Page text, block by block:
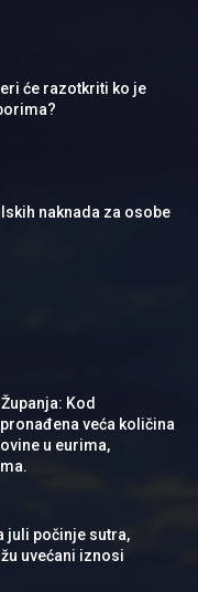
će razotkriti ko je
naknada za osobe
Kod
veća količina
u eurima,
juli počinje sutra,
uvećani iznosi